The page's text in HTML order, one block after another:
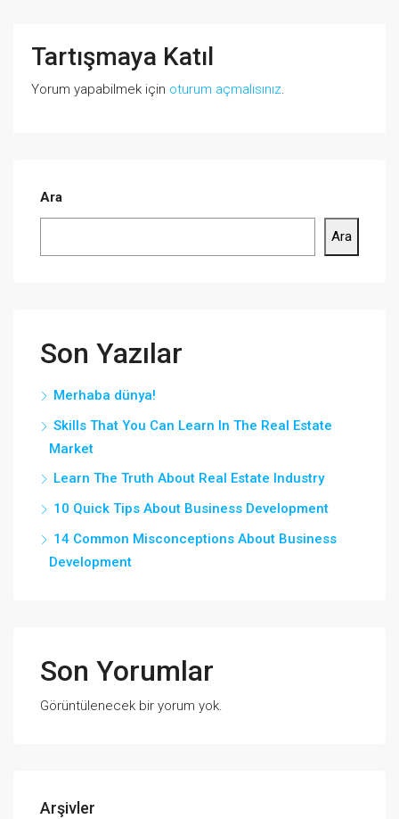
Tartışmaya Katıl
Yorum yapabilmek için oturum açmalısınız.
Ara
Ara
Son Yazılar
Merhaba dünya!
Skills That You Can Learn In The Real Estate
Market
Learn The Truth About Real Estate Industry
10 Quick Tips About Business Development
14 Common Misconceptions About Business
Development
Son Yorumlar
Görüntülenecek bir yorum yok.
Arşivler